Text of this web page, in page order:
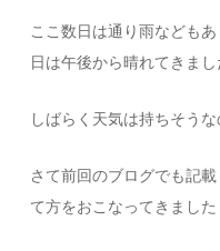
ここ数日は通り雨なども
日は午後から晴れてきまし
しばらく天気は持ちそう
さて前回のブログでも記
て方をおこなってきました